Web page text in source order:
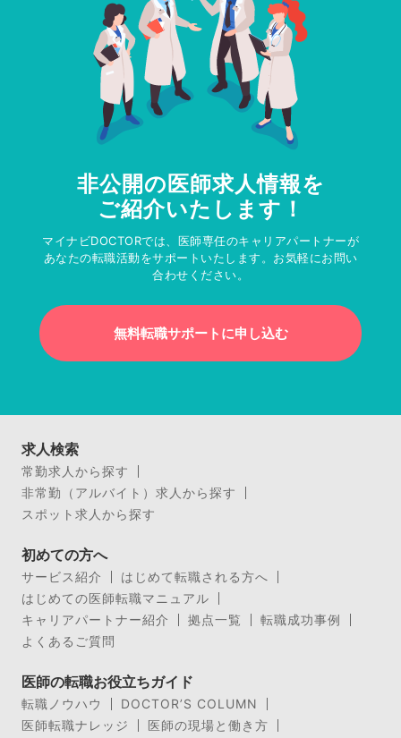
非公開の医師求人情報を
ご紹介いたします！
マイナビDOCTORでは、医師専任のキャリアパートナーが
あなたの転職活動をサポートいたします。お気軽にお問い
合わせください。
無料転職サポートに申し込む
求人検索
常勤求人から探す
非常勤（アルバイト）求人から探す
スポット求人から探す
初めての方へ
サービス紹介
はじめて転職される方へ
はじめての医師転職マニュアル
キャリアパートナー紹介
拠点一覧
転職成功事例
よくあるご質問
医師の転職お役立ちガイド
転職ノウハウ
DOCTOR’S COLUMN
医師転職ナレッジ
医師の現場と働き方